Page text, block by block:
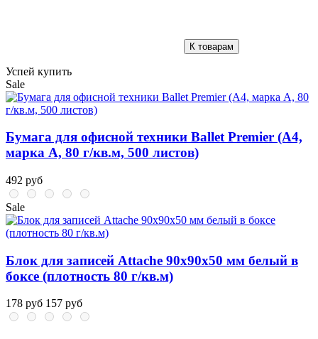
К товарам
Успей купить
Sale
Бумага для офисной техники Ballet Premier (А4,
марка A, 80 г/кв.м, 500 листов)
492 руб
Sale
Блок для записей Attache 90x90x50 мм белый в
боксе (плотность 80 г/кв.м)
178 руб 157 руб